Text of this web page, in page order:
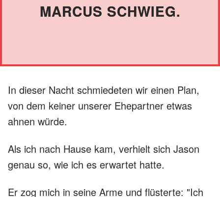
MARCUS SCHWIEG.
In dieser Nacht schmiedeten wir einen Plan,
von dem keiner unserer Ehepartner etwas
ahnen würde.
Als ich nach Hause kam, verhielt sich Jason
genau so, wie ich es erwartet hatte.
Er zog mich in seine Arme und flüsterte: "Ich